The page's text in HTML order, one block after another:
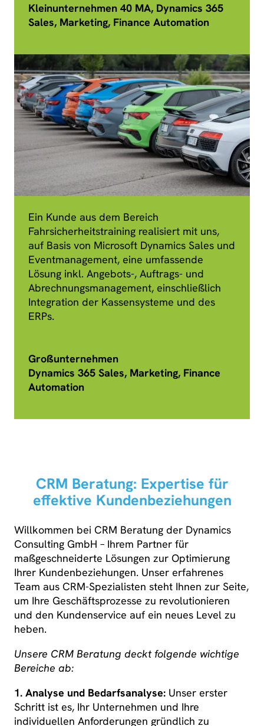
Kleinunternehmen 40 MA, Dynamics 365
Sales, Marketing, Finance Automation
Ein Kunde aus dem Bereich
Fahrsicherheitstraining realisiert mit uns,
auf Basis von Microsoft Dynamics Sales und
Eventmanagement, eine umfassende
Lösung inkl. Angebots-, Auftrags- und
Abrechnungsmanagement, einschließlich
Integration der Kassensysteme und des
ERPs.
Großunternehmen
Dynamics 365 Sales, Marketing, Finance
Automation
CRM Beratung: Expertise für
effektive Kundenbeziehungen
Willkommen bei CRM Beratung der Dynamics
Consulting GmbH – Ihrem Partner für
maßgeschneiderte Lösungen zur Optimierung
Ihrer Kundenbeziehungen. Unser erfahrenes
Team aus CRM-Spezialisten steht Ihnen zur Seite,
um Ihre Geschäftsprozesse zu revolutionieren
und den Kundenservice auf ein neues Level zu
heben.
Unsere CRM Beratung deckt folgende wichtige
Bereiche ab:
1. Analyse und Bedarfsanalyse: Unser erster
Schritt ist es, Ihr Unternehmen und Ihre
individuellen Anforderungen gründlich zu